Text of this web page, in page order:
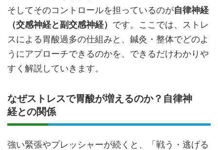
そしてそのコントロールを担っているのが自律神経
（交感神経と副交感神経） です。ここでは、ストレ
スによる胃酸過多の仕組みと、鍼灸・整体でどのよ
うにアプローチできるのかを、できるだけわかりや
すく解説していきます。
なぜストレスで胃酸が増えるのか？自律神
経との関係
強い緊張やプレッシャーが続くと、「戦う・逃げる